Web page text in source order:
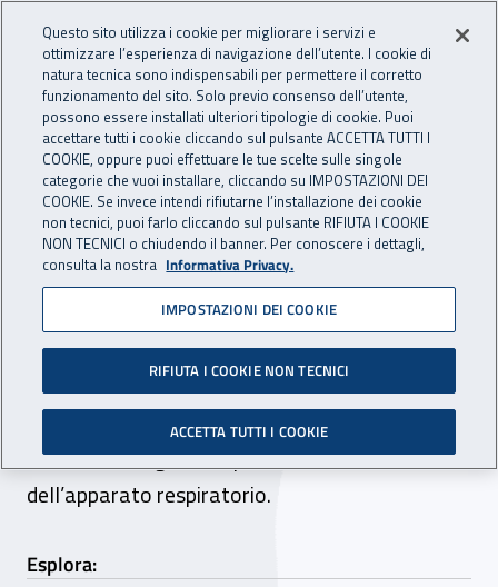
INAIL - Istituto Nazionale
PREVENZIONE
E SICUREZZA
Apri cerca
Navigazione principale
Navigazione - Ti trovi in:
Home Prevenzione E Sicurezza
Come fare per
Conoscere il rischio
Polveri e fibre
Polveri e fibre
I rischi per la salute legati all’esposizione alle
polveri disperse nell’atmosfera derivano sia
dalle loro proprietà chimiche sia dalle loro
caratteristiche aerodinamiche che ne
influenzano il grado di penetrazione all’interno
dell’apparato respiratorio.
Esplora:
Questo sito utilizza i cookie per migliorare i servizi e
ottimizzare l’esperienza di navigazione dell’utente. I cookie di
natura tecnica sono indispensabili per permettere il corretto
funzionamento del sito. Solo previo consenso dell’utente,
possono essere installati ulteriori tipologie di cookie. Puoi
accettare tutti i cookie cliccando sul pulsante ACCETTA TUTTI I
COOKIE, oppure puoi effettuare le tue scelte sulle singole
categorie che vuoi installare, cliccando su IMPOSTAZIONI DEI
COOKIE. Se invece intendi rifiutarne l’installazione dei cookie
non tecnici, puoi farlo cliccando sul pulsante RIFIUTA I COOKIE
NON TECNICI o chiudendo il banner. Per conoscere i dettagli,
consulta la nostra Informativa Privacy.
IMPOSTAZIONI DEI COOKIE
RIFIUTA I COOKIE NON TECNICI
ACCETTA TUTTI I COOKIE